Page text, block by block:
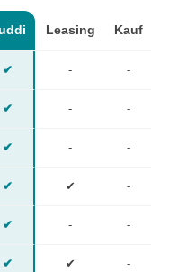
Leasing Kauf
✔ - -
✔ - -
✔ - -
✔ ✔ -
✔ - -
✔ ✔ -